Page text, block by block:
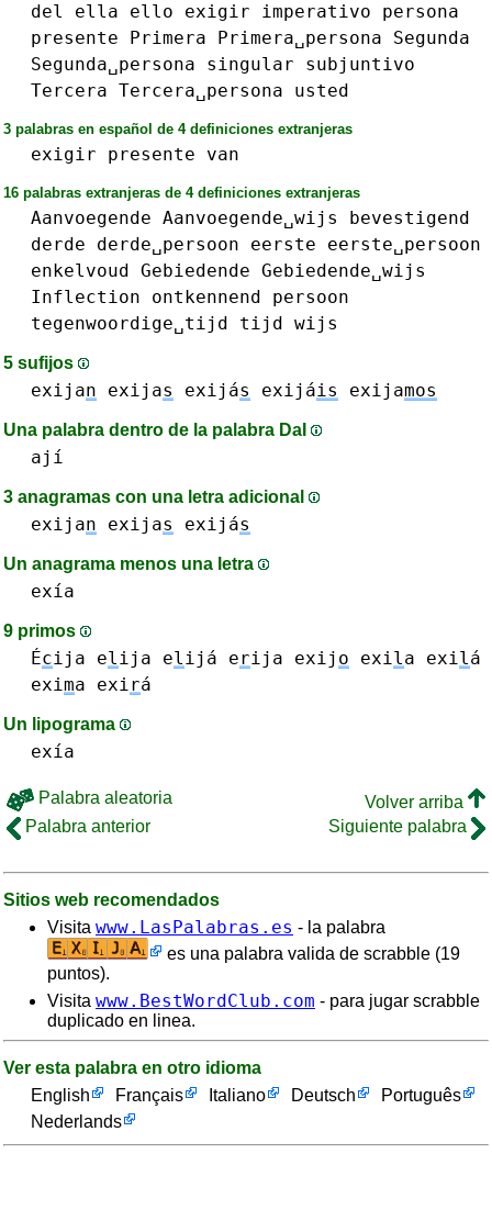
del ella ello exigir imperativo
persona
presente
Primera Primera␣persona
Segunda
Segunda␣persona
singular
subjuntivo
Tercera Tercera␣persona usted
3 palabras en español de 4 definiciones extranjeras
exigir presente van
16 palabras extranjeras de 4 definiciones extranjeras
Aanvoegende Aanvoegende␣wijs
bevestigend
derde
derde␣persoon eerste
eerste␣persoon
enkelvoud Gebiedende Gebiedende␣wijs
Inflection
ontkennend
persoon
tegenwoordige␣tijd
tijd wijs
5 sufijos
exijan exijas exijás exijáis exijamos
Una palabra dentro de la palabra DaI
ají
3 anagramas con una letra adicional
exijan exijas exijás
Un anagrama menos una letra
exía
9 primos
Écija elija elijá erija exij o exila exilá
exima exirá
Un lipograma
exía
Palabra aleatoria
Volver arriba
Palabra anterior
Siguiente palabra
Sitios web recomendados
Visita www.LasPalabras.es - la palabra
es una palabra valida de scrabble (19
puntos).
Visita www.BestWordClub.com - para jugar scrabble
duplicado en linea.
Ver esta palabra en otro idioma
English
Français Italiano Deutsch
Português
Nederlands